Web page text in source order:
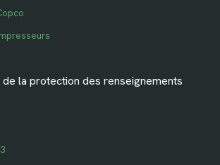
de la protection des renseignements